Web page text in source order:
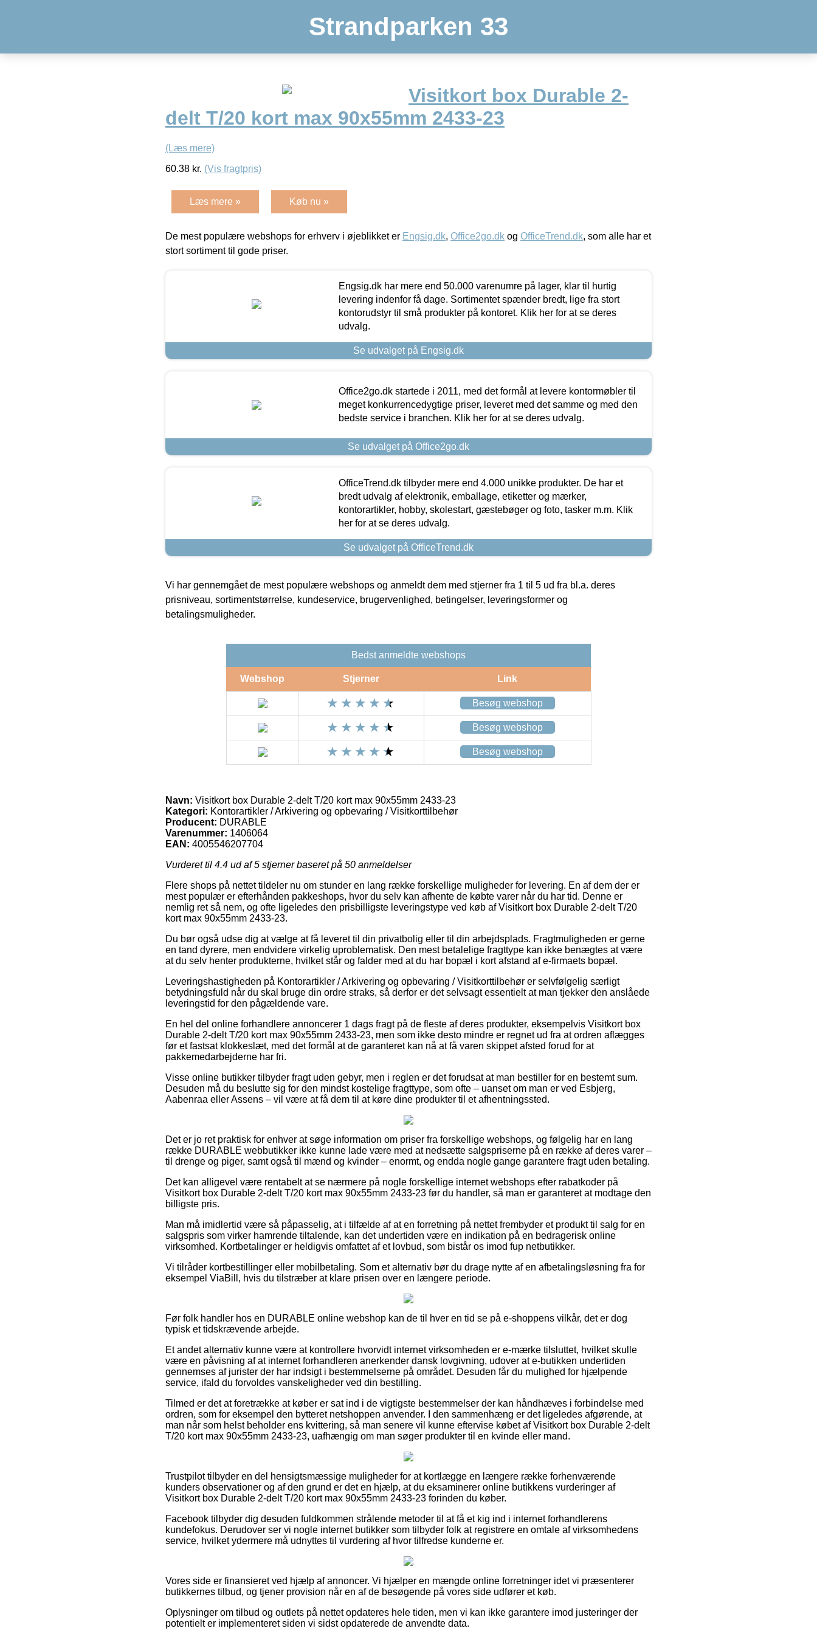
Strandparken 33
Visitkort box Durable 2-
delt T/20 kort max 90x55mm 2433-23
(Læs mere)
60.38 kr. (Vis fragtpris)
Læs mere » Køb nu »
De mest populære webshops for erhverv i øjeblikket er Engsig.dk, Office2go.dk og OfficeTrend.dk, som alle har et
stort sortiment til gode priser.
Engsig.dk har mere end 50.000 varenumre på lager, klar til hurtig
levering indenfor få dage. Sortimentet spænder bredt, lige fra stort
kontorudstyr til små produkter på kontoret. Klik her for at se deres
udvalg.
Se udvalget på Engsig.dk
Office2go.dk startede i 2011, med det formål at levere kontormøbler til
meget konkurrencedygtige priser, leveret med det samme og med den
bedste service i branchen. Klik her for at se deres udvalg.
Se udvalget på Office2go.dk
OfficeTrend.dk tilbyder mere end 4.000 unikke produkter. De har et
bredt udvalg af elektronik, emballage, etiketter og mærker,
kontorartikler, hobby, skolestart, gæstebøger og foto, tasker m.m. Klik
her for at se deres udvalg.
Se udvalget på OfficeTrend.dk
Vi har gennemgået de mest populære webshops og anmeldt dem med stjerner fra 1 til 5 ud fra bl.a. deres
prisniveau, sortimentstørrelse, kundeservice, brugervenlighed, betingelser, leveringsformer og
betalingsmuligheder.
Bedst anmeldte webshops
Webshop Stjerner Link
Besøg webshop
Besøg webshop
Besøg webshop
Navn: Visitkort box Durable 2-delt T/20 kort max 90x55mm 2433-23
Kategori: Kontorartikler / Arkivering og opbevaring / Visitkorttilbehør
Producent: DURABLE
Varenummer: 1406064
EAN: 4005546207704
Vurderet til 4.4 ud af 5 stjerner baseret på 50 anmeldelser
Flere shops på nettet tildeler nu om stunder en lang række forskellige muligheder for levering. En af dem der er
mest populær er efterhånden pakkeshops, hvor du selv kan afhente de købte varer når du har tid. Denne er
nemlig ret så nem, og ofte ligeledes den prisbilligste leveringstype ved køb af Visitkort box Durable 2-delt T/20
kort max 90x55mm 2433-23.
Du bør også udse dig at vælge at få leveret til din privatbolig eller til din arbejdsplads. Fragtmuligheden er gerne
en tand dyrere, men endvidere virkelig uproblematisk. Den mest betalelige fragttype kan ikke benægtes at være
at du selv henter produkterne, hvilket står og falder med at du har bopæl i kort afstand af e-firmaets bopæl.
Leveringshastigheden på Kontorartikler / Arkivering og opbevaring / Visitkorttilbehør er selvfølgelig særligt
betydningsfuld når du skal bruge din ordre straks, så derfor er det selvsagt essentielt at man tjekker den anslåede
leveringstid for den pågældende vare.
En hel del online forhandlere annoncerer 1 dags fragt på de fleste af deres produkter, eksempelvis Visitkort box
Durable 2-delt T/20 kort max 90x55mm 2433-23, men som ikke desto mindre er regnet ud fra at ordren aflægges
før et fastsat klokkeslæt, med det formål at de garanteret kan nå at få varen skippet afsted forud for at
pakkemedarbejderne har fri.
Visse online butikker tilbyder fragt uden gebyr, men i reglen er det forudsat at man bestiller for en bestemt sum.
Desuden må du beslutte sig for den mindst kostelige fragttype, som ofte – uanset om man er ved Esbjerg,
Aabenraa eller Assens – vil være at få dem til at køre dine produkter til et afhentningssted.
Det er jo ret praktisk for enhver at søge information om priser fra forskellige webshops, og følgelig har en lang
række DURABLE webbutikker ikke kunne lade være med at nedsætte salgspriserne på en række af deres varer –
til drenge og piger, samt også til mænd og kvinder – enormt, og endda nogle gange garantere fragt uden betaling.
Det kan alligevel være rentabelt at se nærmere på nogle forskellige internet webshops efter rabatkoder på
Visitkort box Durable 2-delt T/20 kort max 90x55mm 2433-23 før du handler, så man er garanteret at modtage den
billigste pris.
Man må imidlertid være så påpasselig, at i tilfælde af at en forretning på nettet frembyder et produkt til salg for en
salgspris som virker hamrende tiltalende, kan det undertiden være en indikation på en bedragerisk online
virksomhed. Kortbetalinger er heldigvis omfattet af et lovbud, som bistår os imod fup netbutikker.
Vi tilråder kortbestillinger eller mobilbetaling. Som et alternativ bør du drage nytte af en afbetalingsløsning fra for
eksempel ViaBill, hvis du tilstræber at klare prisen over en længere periode.
Før folk handler hos en DURABLE online webshop kan de til hver en tid se på e-shoppens vilkår, det er dog
typisk et tidskrævende arbejde.
Et andet alternativ kunne være at kontrollere hvorvidt internet virksomheden er e-mærke tilsluttet, hvilket skulle
være en påvisning af at internet forhandleren anerkender dansk lovgivning, udover at e-butikken undertiden
gennemses af jurister der har indsigt i bestemmelserne på området. Desuden får du mulighed for hjælpende
service, ifald du forvoldes vanskeligheder ved din bestilling.
Tilmed er det at foretrække at køber er sat ind i de vigtigste bestemmelser der kan håndhæves i forbindelse med
ordren, som for eksempel den bytteret netshoppen anvender. I den sammenhæng er det ligeledes afgørende, at
man når som helst beholder ens kvittering, så man senere vil kunne eftervise købet af Visitkort box Durable 2-delt
T/20 kort max 90x55mm 2433-23, uafhængig om man søger produkter til en kvinde eller mand.
Trustpilot tilbyder en del hensigtsmæssige muligheder for at kortlægge en længere række forhenværende
kunders observationer og af den grund er det en hjælp, at du eksaminerer online butikkens vurderinger af
Visitkort box Durable 2-delt T/20 kort max 90x55mm 2433-23 forinden du køber.
Facebook tilbyder dig desuden fuldkommen strålende metoder til at få et kig ind i internet forhandlerens
kundefokus. Derudover ser vi nogle internet butikker som tilbyder folk at registrere en omtale af virksomhedens
service, hvilket ydermere må udnyttes til vurdering af hvor tilfredse kunderne er.
Vores side er finansieret ved hjælp af annoncer. Vi hjælper en mængde online forretninger idet vi præsenterer
butikkernes tilbud, og tjener provision når en af de besøgende på vores side udfører et køb.
Oplysninger om tilbud og outlets på nettet opdateres hele tiden, men vi kan ikke garantere imod justeringer der
potentielt er implementeret siden vi sidst opdaterede de anvendte data.